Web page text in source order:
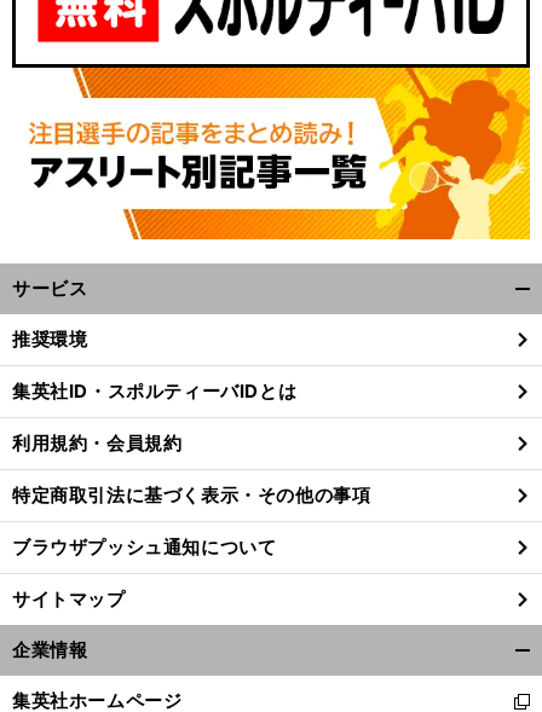
サービス
閉
る
推奨環境
集英社ID・スポルティーバIDとは
利用規約・会員規約
特定商取引法に基づく表示・その他の事項
ブラウザプッシュ通知について
サイトマップ
企業情報
集英社ホームページ
新